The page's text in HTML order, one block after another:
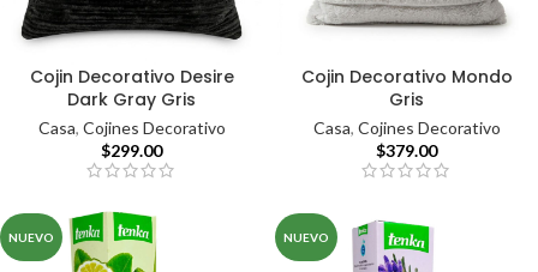
Cojin Decorativo Desire
Dark Gray Gris
Casa, Cojines Decorativo
$299.00
Cojin Decorativo Mondo
Gris
Casa, Cojines Decorativo
$379.00
NUEVO NUEVO